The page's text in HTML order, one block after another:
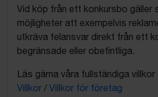
Vid köp från ett konkursbo gäller
möjligheter att exempelvis
utkräva felansvar direkt från ett
begränsade eller obefintliga.
Läs gärna våra fullständiga
Villkor / Villkor för företag